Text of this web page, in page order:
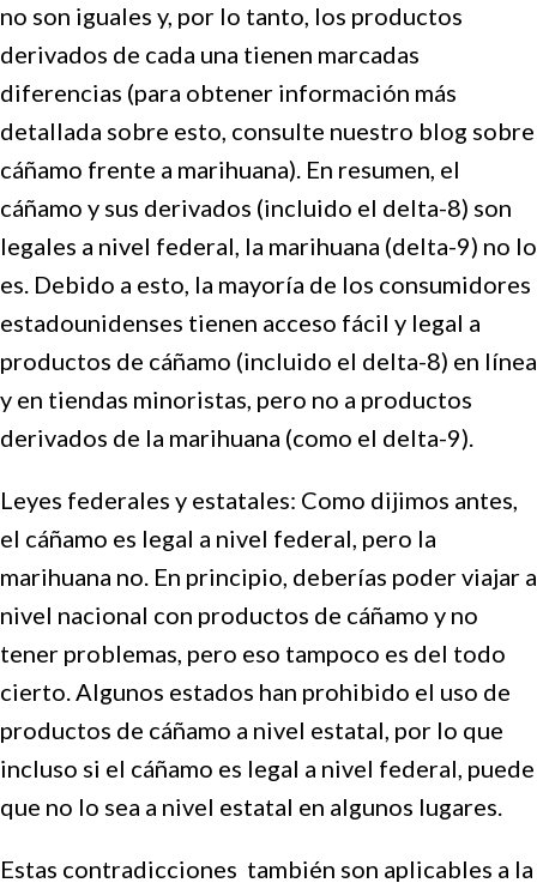
no son iguales y, por lo tanto, los productos
derivados de cada una tienen marcadas
diferencias (para obtener información más
detallada sobre esto, consulte nuestro blog sobre
cáñamo frente a marihuana). En resumen, el
cáñamo y sus derivados (incluido el delta-8) son
legales a nivel federal, la marihuana (delta-9) no lo
es. Debido a esto, la mayoría de los consumidores
estadounidenses tienen acceso fácil y legal a
productos de cáñamo (incluido el delta-8) en línea
y en tiendas minoristas, pero no a productos
derivados de la marihuana (como el delta-9).
Leyes federales y estatales: Como dijimos antes,
el cáñamo es legal a nivel federal, pero la
marihuana no. En principio, deberías poder viajar a
nivel nacional con productos de cáñamo y no
tener problemas, pero eso tampoco es del todo
cierto. Algunos estados han prohibido el uso de
productos de cáñamo a nivel estatal, por lo que
incluso si el cáñamo es legal a nivel federal, puede
que no lo sea a nivel estatal en algunos lugares.
Estas contradicciones también son aplicables a la